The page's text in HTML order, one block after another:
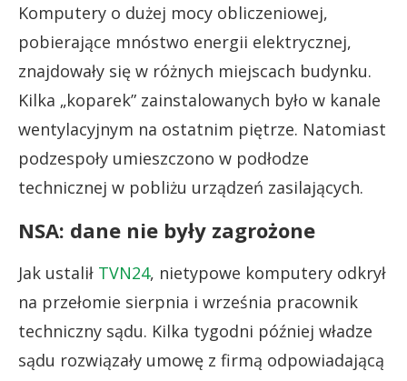
Komputery o dużej mocy obliczeniowej,
pobierające mnóstwo energii elektrycznej,
znajdowały się w różnych miejscach budynku.
Kilka „koparek” zainstalowanych było w kanale
wentylacyjnym na ostatnim piętrze. Natomiast
podzespoły umieszczono w podłodze
technicznej w pobliżu urządzeń zasilających.
NSA: dane nie były zagrożone
Jak ustalił TVN24, nietypowe komputery odkrył
na przełomie sierpnia i września pracownik
techniczny sądu. Kilka tygodni później władze
sądu rozwiązały umowę z firmą odpowiadającą